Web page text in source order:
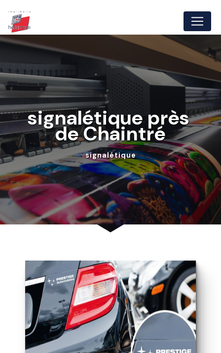
signalétique près
de Chaintré
signalétique